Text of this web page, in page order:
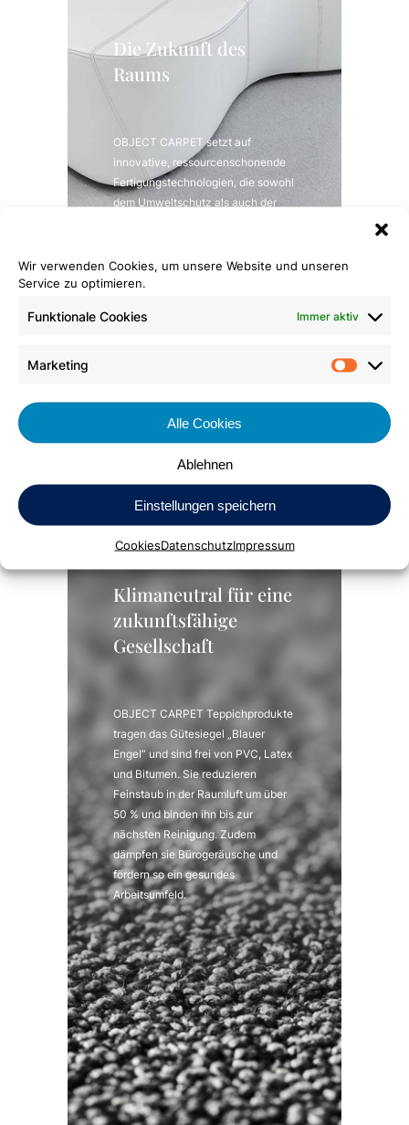
Wir verwenden Cookies, um unsere Website und unseren
Service zu optimieren.
Funktionale Cookies Immer aktiv
Marketing
Alle Cookies
Ablehnen
Einstellungen speichern
CookiesDatenschutzImpressum
Die Zukunft des
Raums
OBJECT CARPET setzt auf
innovative, ressourcenschonende
Fertigungstechnologien, die sowohl
dem Umweltschutz als auch der
umweltfreundlicher
Fertigungsrichtlinien, die
Materialien und die Langlebigkeit
Klimaneutral für eine
zukunftsfähige
Gesellschaft
OBJECT CARPET Teppichprodukte
tragen das Gütesiegel „Blauer
Engel“ und sind frei von PVC, Latex
und Bitumen. Sie reduzieren
Feinstaub in der Raumluft um über
50 % und binden ihn bis zur
nächsten Reinigung. Zudem
dämpfen sie Bürogeräusche und
fördern so ein gesundes
Arbeitsumfeld.